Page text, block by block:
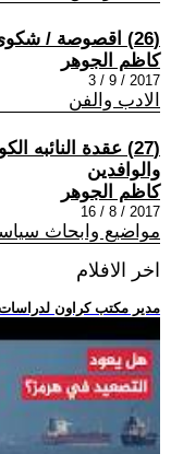
(26) اقصوصة / شكوى ضد عاريه
كاظم الجوهر
2017 / 9 / 3
الادب والفن
(27) عقدة النائبه
والوافدين
كاظم الجوهر
2017 / 8 / 16
مواضيع وابحاث
اخر الافلام
.. مدير مكتب كراون